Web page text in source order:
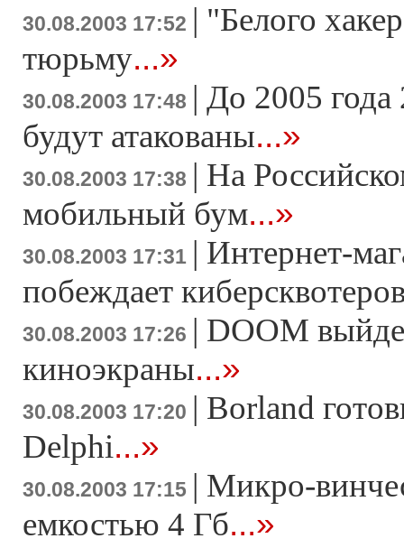
30.08.2003 17:52 | "Белого
тюрьму...»
30.08.2003 17:48 | До 2005
будут атакованы...»
30.08.2003 17:38 | На
мобильный бум...»
30.08.2003 17:31 | Интернет-
побеждает
30.08.2003 17:26 | DOOM
киноэкраны...»
30.08.2003 17:20 | Borland
Delphi...»
30.08.2003 17:15 | Микро-
емкостью 4 Гб...»